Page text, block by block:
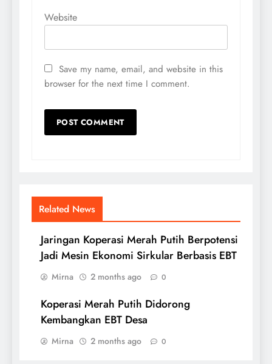
Website
Save my name, email, and website in this
browser for the next time I comment.
Related News
Jaringan Koperasi Merah Putih Berpotensi
Jadi Mesin Ekonomi Sirkular Berbasis EBT
Mirna 2 months ago 0
Koperasi Merah Putih Didorong
Kembangkan EBT Desa
Mirna 2 months ago 0